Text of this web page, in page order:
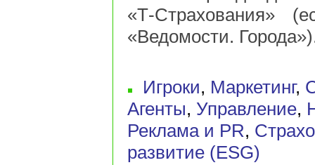
«Т-Страхования»
«Ведомости.
Игроки, Маркетинг,
Агенты, Управление,
Реклама и PR,
развитие (ESG)